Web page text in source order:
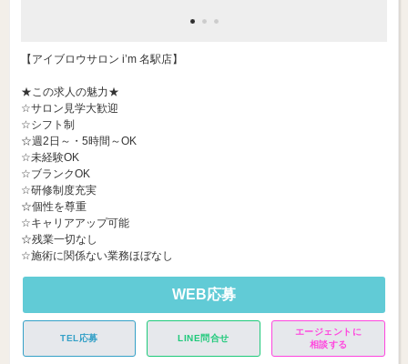
【アイブロウサロン i’m 名駅店】
★この求人の魅力★
☆サロン見学大歓迎
☆シフト制
☆週2日～・5時間～OK
☆未経験OK
☆ブランクOK
☆研修制度充実
☆個性を尊重
☆キャリアアップ可能
☆残業一切なし
☆施術に関係ない業務ほぼなし
WEB応募
TEL応募 LINE問合せ
エージェントに
相談する